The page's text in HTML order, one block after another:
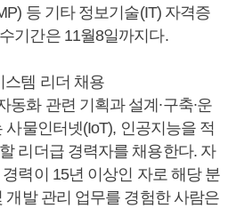
등 기타 정보기술(IT) 자격증
기간은 11월8일까지다.
템 리더 채용
동화 관련 기획과 설계∙구축∙운
사물인터넷(IoT), 인공지능을 적
리더급 경력자를 채용한다. 자
력이 15년 이상인 자로 해당 분
개발 관리 업무를 경험한 사람은